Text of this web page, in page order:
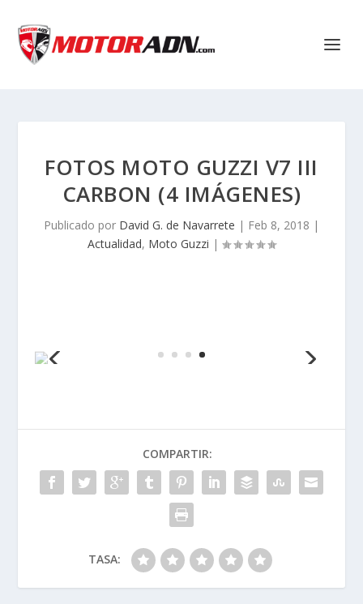
FOTOS MOTO GUZZI V7 III
CARBON (4 IMÁGENES)
Publicado por David G. de Navarrete | Feb 8, 2018 |
Actualidad, Moto Guzzi |
COMPARTIR:
TASA: